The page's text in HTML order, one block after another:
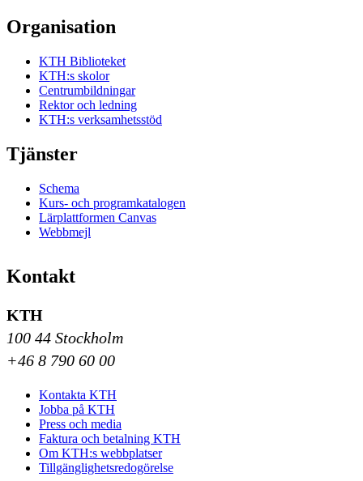
Organisation
KTH Biblioteket
KTH:s skolor
Centrumbildningar
Rektor och ledning
KTH:s verksamhetsstöd
Tjänster
Schema
Kurs- och programkatalogen
Lärplattformen Canvas
Webbmejl
Kontakt
KTH
100 44 Stockholm
+46 8 790 60 00
Kontakta KTH
Jobba på KTH
Press och media
Faktura och betalning KTH
Om KTH:s webbplatser
Tillgänglighetsredogörelse